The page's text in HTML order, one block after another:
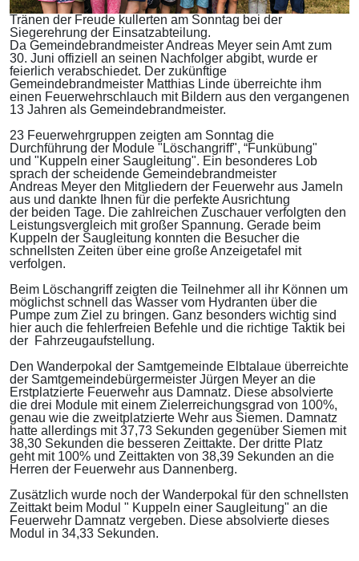
Tränen der Freude kullerten am Sonntag bei der
Siegerehrung der Einsatzabteilung.
Da Gemeindebrandmeister Andreas Meyer sein Amt zum
30. Juni offiziell an seinen Nachfolger abgibt, wurde er
feierlich verabschiedet. Der zukünftige
Gemeindebrandmeister Matthias Linde überreichte ihm
einen Feuerwehrschlauch mit Bildern aus den vergangenen
13 Jahren als Gemeindebrandmeister.
23 Feuerwehrgruppen zeigten am Sonntag die
Durchführung der Module "Löschangriff", “Funkübung"
und "Kuppeln einer Saugleitung". Ein besonderes Lob
sprach der scheidende Gemeindebrandmeister
Andreas Meyer den Mitgliedern der Feuerwehr aus Jameln
aus und dankte Ihnen für die perfekte Ausrichtung
der beiden Tage. Die zahlreichen Zuschauer verfolgten den
Leistungsvergleich mit großer Spannung. Gerade beim
Kuppeln der Saugleitung konnten die Besucher die
schnellsten Zeiten über eine große Anzeigetafel mit
verfolgen.
Beim Löschangriff zeigten die Teilnehmer all ihr Können um
möglichst schnell das Wasser vom Hydranten über die
Pumpe zum Ziel zu bringen. Ganz besonders wichtig sind
hier auch die fehlerfreien Befehle und die richtige Taktik bei
der Fahrzeugaufstellung.
Den Wanderpokal der Samtgemeinde Elbtalaue überreichte
der Samtgemeindebürgermeister Jürgen Meyer an die
Erstplatzierte Feuerwehr aus Damnatz. Diese absolvierte
die drei Module mit einem Zielerreichungsgrad von 100%,
genau wie die zweitplatzierte Wehr aus Siemen. Damnatz
hatte allerdings mit 37,73 Sekunden gegenüber Siemen mit
38,30 Sekunden die besseren Zeittakte. Der dritte Platz
geht mit 100% und Zeittakten von 38,39 Sekunden an die
Herren der Feuerwehr aus Dannenberg.
Zusätzlich wurde noch der Wanderpokal für den schnellsten
Zeittakt beim Modul " Kuppeln einer Saugleitung" an die
Feuerwehr Damnatz vergeben. Diese absolvierte dieses
Modul in 34,33 Sekunden.